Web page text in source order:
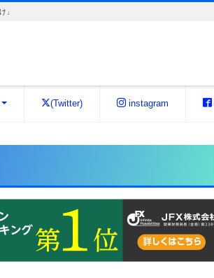
」
(Twitter) instagram